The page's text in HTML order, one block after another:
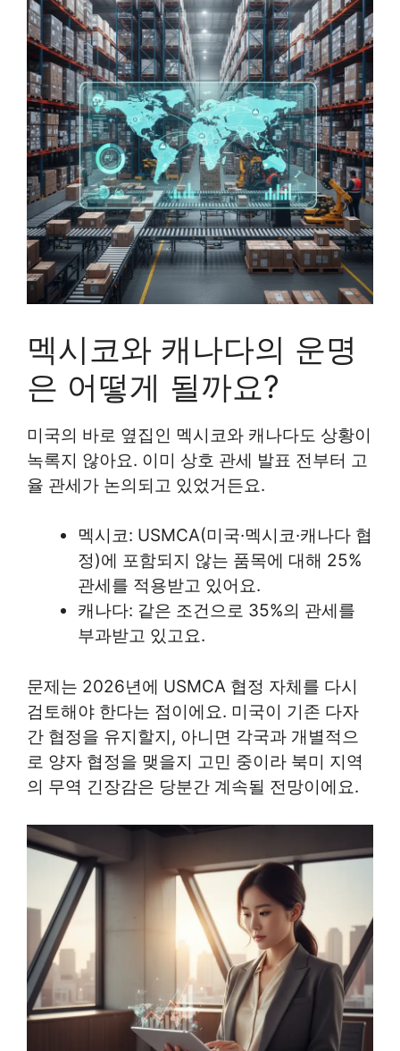
멕시코와 캐나다의 운명
은 어떻게 될까요?
미국의 바로 옆집인 멕시코와 캐나다도 상황이
녹록지 않아요. 이미 상호 관세 발표 전부터 고
율 관세가 논의되고 있었거든요.
멕시코: USMCA(미국·멕시코·캐나다 협
정)에 포함되지 않는 품목에 대해 25%
관세를 적용받고 있어요.
캐나다: 같은 조건으로 35%의 관세를
부과받고 있고요.
문제는 2026년에 USMCA 협정 자체를 다시
검토해야 한다는 점이에요. 미국이 기존 다자
간 협정을 유지할지, 아니면 각국과 개별적으
로 양자 협정을 맺을지 고민 중이라 북미 지역
의 무역 긴장감은 당분간 계속될 전망이에요.